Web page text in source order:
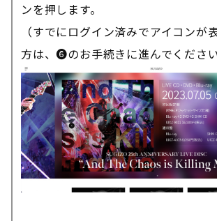
ンを押します。
（すでにログイン済みでアイコンが
方は、❻のお手続きに進んでください